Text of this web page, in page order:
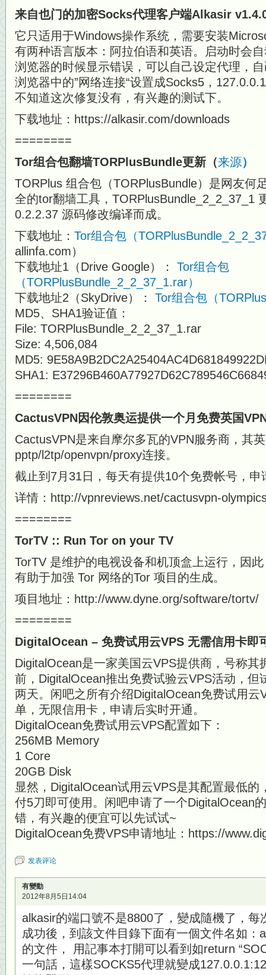
来自也门的加密Socks代理客户端Alkasir
它只适用于Windows操作系统，需要安装
有两种语言版本：阿拉伯语和英语。启动时会
浏览器的时候显示错误，可以自己设定代理，
浏览器中的”网络连接“设置成Socks5，
不知道这次修复没有，有兴趣的测试下。
下载地址：https://alkasir.com/downloads
========
Tor组合包翻墙TORPlusBundle更新（来源）
TORPlus 组合包（TORPlusBundle）是网友何
全的tor翻墙工具，TORPlusBundle_2_2_37_1
0.2.2.37 源码修改编译而成。
下载地址： Tor组合包（
allinfa.com）
下载地址1（Drive Google）： Tor组合包
（TORPlusBundle_2_2_37_1.rar）
下载地址2（SkyDrive）： Tor组合包（
MD5、SHA1验证值：
File: TORPlusBundle_2_2_37_1.rar
Size: 4,506,084
MD5:
SHA1:
========
CactusVPN因伦敦奥运提供一个月免费英国
CactusVPN是来自摩尔多瓦的VPN服务商，其
pptp/l2tp/openvpn/proxy连接。
截止到7月31日，每天有提供10个免费帐号，
详情：http://vpnreviews.net/cactusvpn-
========
TorTV :: Run Tor on your TV
TorTV 是维护的电视设备和机顶盒上运行，因
有助于加强 Tor 网络的Tor 项目的生成。
项目地址：http://www.dyne.org/software/tortv/
========
DigitalOcean – 免费试用云VPS 无需信用卡即
DigitalOcean是一家美国云VPS提供商，号称其
前，DigitalOcean推出免费试验云VPS活动，但
两天。闲吧之所有介绍DigitalOcean免费试用云
单，无限信用卡，申请后实时开通。
DigitalOcean免费试用云VPS配置如下：
256MB Memory
1 Core
20GB Disk
显然，DigitalOcean试用云VPS是其配置最低
付5刀即可使用。闲吧申请了一个DigitalOcean
错，有兴趣的便宜可以先试试~
DigitalOcean免费VPS申请地址：https://
发表评论
有變動
2012年8月5日14:04
alkasir的端口號不是8800了，變成隨機了，每
成功後，到該文件目錄下面有一個文件名如：
的文件， 用記事本打開可以看到如return
一句話，這樣SOCKS5代理就變成